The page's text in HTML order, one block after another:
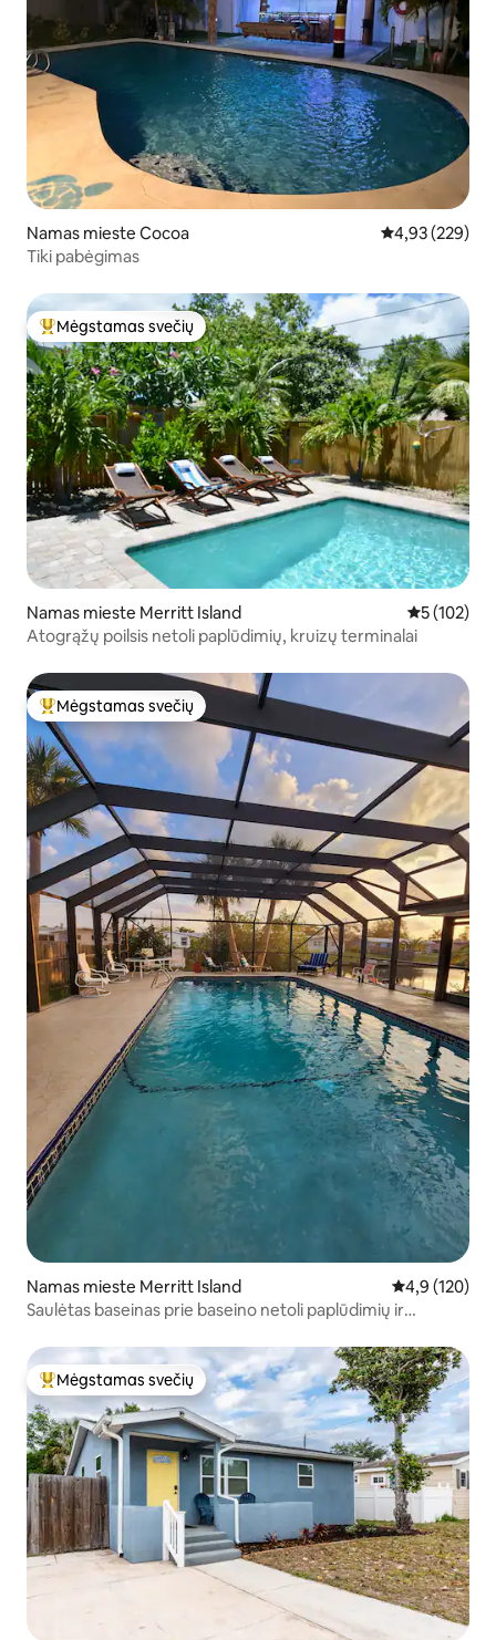
Namas mieste Cocoa Vidutinis
4,93 (229)
Tiki pabėgimas
Svečių mėgstamiausias
Mėgstamas svečių
Namas mieste Merritt Island Vidutinis
5 (102)
Atogrąžų poilsis netoli paplūdimių, kruizų terminalai
Svečių mėgstamiausias
Mėgstamas svečių
Namas mieste Merritt Island Vidutinis
4,9 (120)
Saulėtas baseinas prie baseino netoli paplūdimių ir
Svečių mėgstamiausias
Mėgstamas svečių